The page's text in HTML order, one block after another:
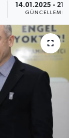
14.01.2025 -
GÜNCELLEME